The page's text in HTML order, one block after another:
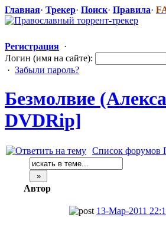
Главная· Трекер· Поиск· Правила·
Регистрация ·
Логин (имя на сайте):
· Забыли пароль?
Безмолвие
DVDRip]
Список форумов
Автор
13-Мар-2011